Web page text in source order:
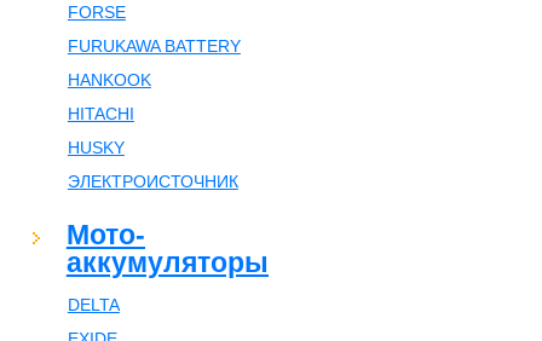
FORSE
FURUKAWA BATTERY
HANKOOK
HITACHI
HUSKY
ЭЛЕКТРОИСТОЧНИК
Мото-
аккумуляторы
DELTA